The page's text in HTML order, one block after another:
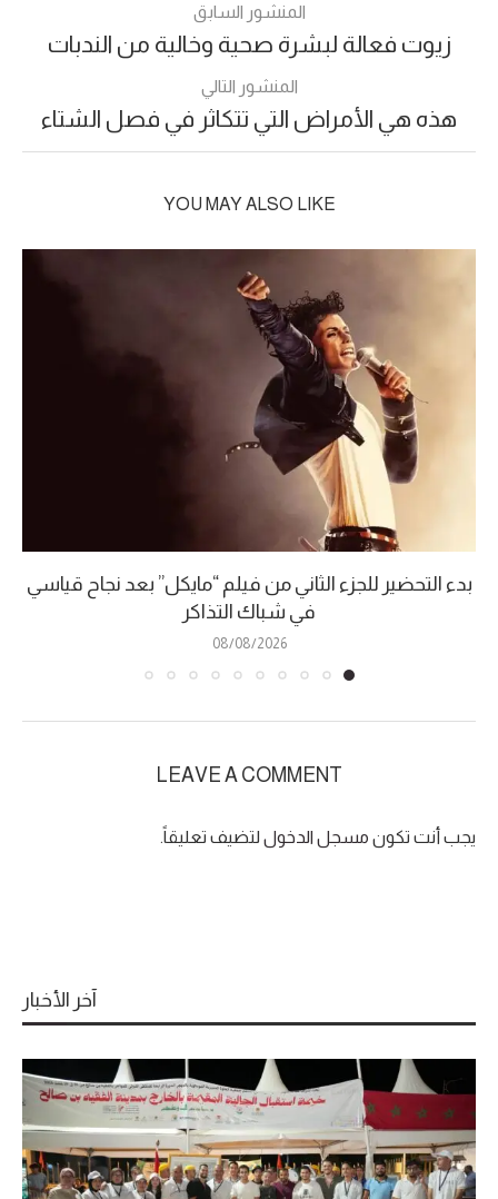
المنشور السابق
زيوت فعالة لبشرة صحية وخالية من الندبات
المنشور التالي
هذه هي الأمراض التي تتكاثر في فصل الشتاء
YOU MAY ALSO LIKE
بدء التحضير للجزء الثاني من فيلم “مايكل” بعد نجاح قياسي
في شباك التذاكر
08/08/2026
LEAVE A COMMENT
يجب أنت تكون مسجل الدخول لتضيف تعليقاً.
آخر الأخبار